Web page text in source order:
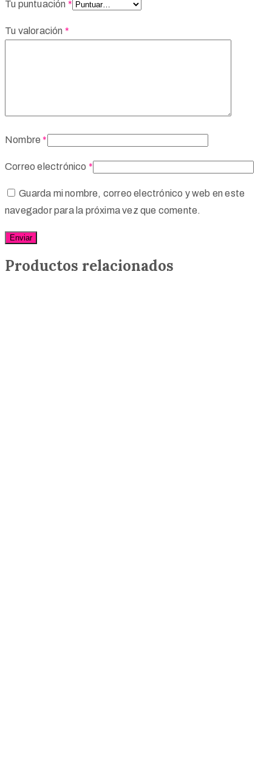
Tu puntuación *
Tu valoración *
Nombre*
Correo electrónico *
Guarda mi nombre, correo electrónico y web en este
navegador para la próxima vez que comente.
Productos relacionados